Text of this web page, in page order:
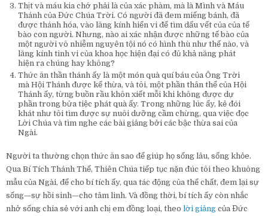
Thịt và máu kia chớ phải là của xác phàm, mà là Mình và Máu
Thánh của Đức Chúa Trời. Có người đã đem miếng bánh, đã
được thánh hóa, vào lăng kính hiển vi để tìm dấu vết của của tế
bào con người. Nhưng, nào ai xác nhận được những tế bào của
một người vô nhiễm nguyên tội nó có hình thù như thế nào, và
lăng kính tinh vi của khoa học hiện đại có đủ khả năng phát
hiện ra chúng hay không?
Thức ăn thần thánh ấy là một món quà quí báu của Ông Trời
mà Hội Thánh được kế thừa, và tôi, một phần thân thể của Hội
Thánh ấy, từng buồn rầu khôn xiết mỗi khi không được dự
phần trong bửa tiệc phát quà ấy. Trong những lúc ấy, kẻ đói
khát như tôi tìm được sự nuôi dưỡng cầm chừng, qua việc đọc
Lời Chúa và tìm nghe các bài giảng bởi các bậc thừa sai của
Ngài.
Người ta thường chọn thức ăn sao để giúp họ sống lâu, sống khỏe.
Qua Bí Tích Thánh Thể, Thiên Chúa tiếp tục nặn đúc tôi theo khuông
mẫu của Ngài, để cho bí tích ấy, qua tác động của thể chất, đem lại sự
sống—sự hồi sinh—cho tâm linh. Và đồng thời, bí tích ấy còn nhắc
nhở sống chia sẻ với anh chị em đồng loại, theo lời giảng của Đức